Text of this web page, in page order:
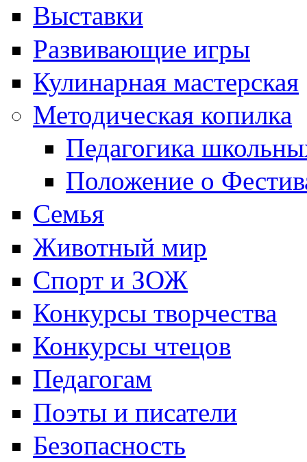
Выставки
Развивающие игры
Кулинарная мастерская
Методическая копилка
Педагогика
Положение о
Семья
Животный мир
Спорт и ЗОЖ
Конкурсы творчества
Конкурсы чтецов
Педагогам
Поэты и писатели
Безопасность